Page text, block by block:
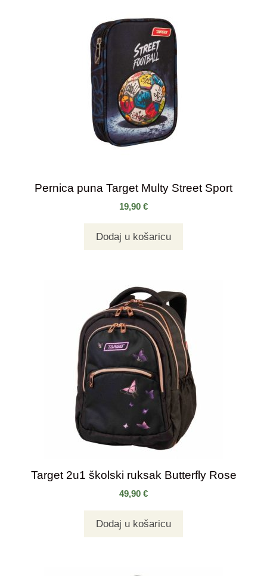
Pernica puna Target Multy Street Sport
19,90 €
Dodaj u košaricu
Target 2u1 školski ruksak Butterfly Rose
49,90 €
Dodaj u košaricu